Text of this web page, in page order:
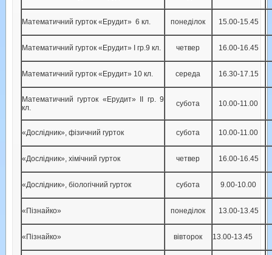
Математичний гурток «Ерудит» 6 кл. понеділок 15.00-15.45
Математичний гурток «Ерудит» І гр.9 кл. четвер 16.00-16.45
Математичний гурток «Ерудит» 10 кл. середа 16.30-17.15
Математичний гурток «Ерудит» ІІ гр. 9
кл.
субота 10.00-11.00
«Дослідник», фізичний гурток субота 10.00-11.00
«Дослідник», хімічний гурток четвер 16.00-16.45
«Дослідник», біологічний гурток субота 9.00-10.00
«Пізнайко» понеділок 13.00-13.45
«Пізнайко» вівторок 13.00-13.45